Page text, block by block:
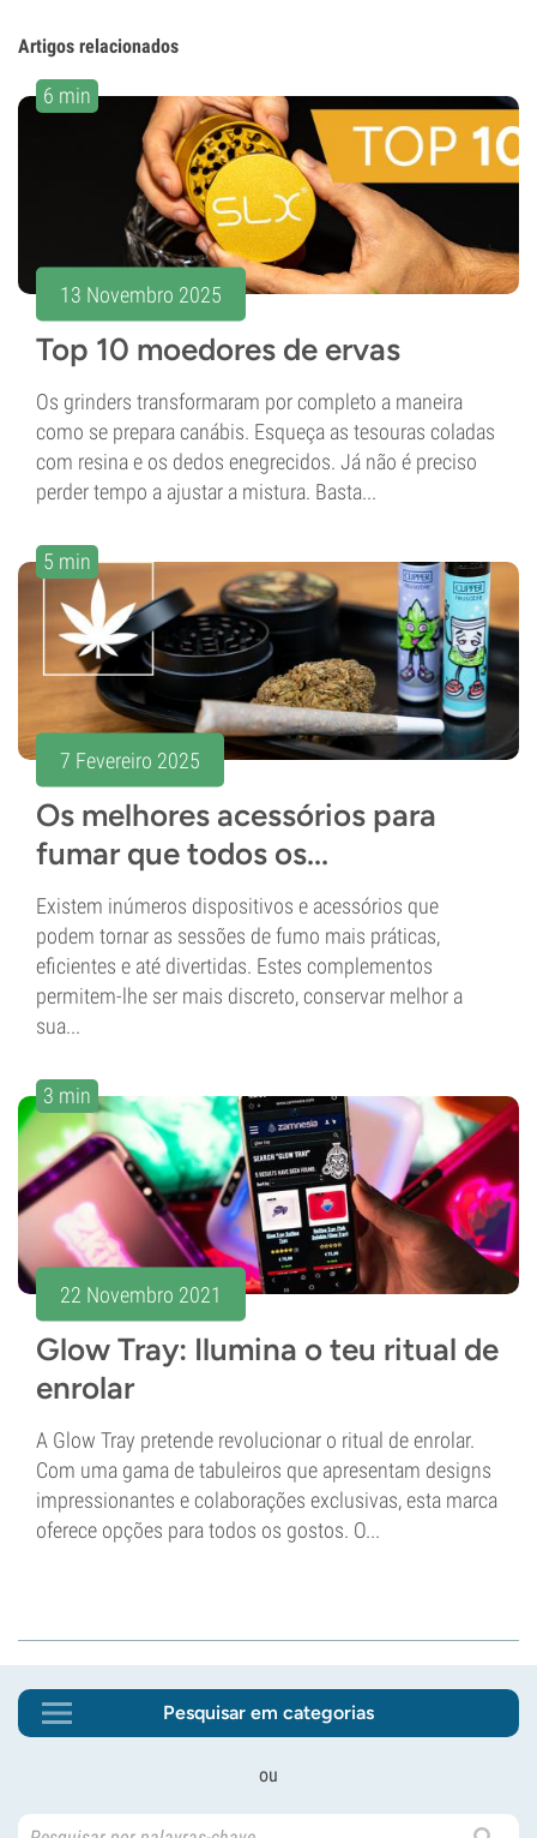
Artigos relacionados
6 min
13 Novembro 2025
Top 10 moedores de ervas
Os grinders transformaram por completo a maneira
como se prepara canábis. Esqueça as tesouras coladas
com resina e os dedos enegrecidos. Já não é preciso
perder tempo a ajustar a mistura. Basta...
5 min
7 Fevereiro 2025
Os melhores acessórios para
fumar que todos os...
Existem inúmeros dispositivos e acessórios que
podem tornar as sessões de fumo mais práticas,
eficientes e até divertidas. Estes complementos
permitem-lhe ser mais discreto, conservar melhor a
sua...
3 min
22 Novembro 2021
Glow Tray: Ilumina o teu ritual de
enrolar
A Glow Tray pretende revolucionar o ritual de enrolar.
Com uma gama de tabuleiros que apresentam designs
impressionantes e colaborações exclusivas, esta marca
oferece opções para todos os gostos. O...
Pesquisar em categorias
ou